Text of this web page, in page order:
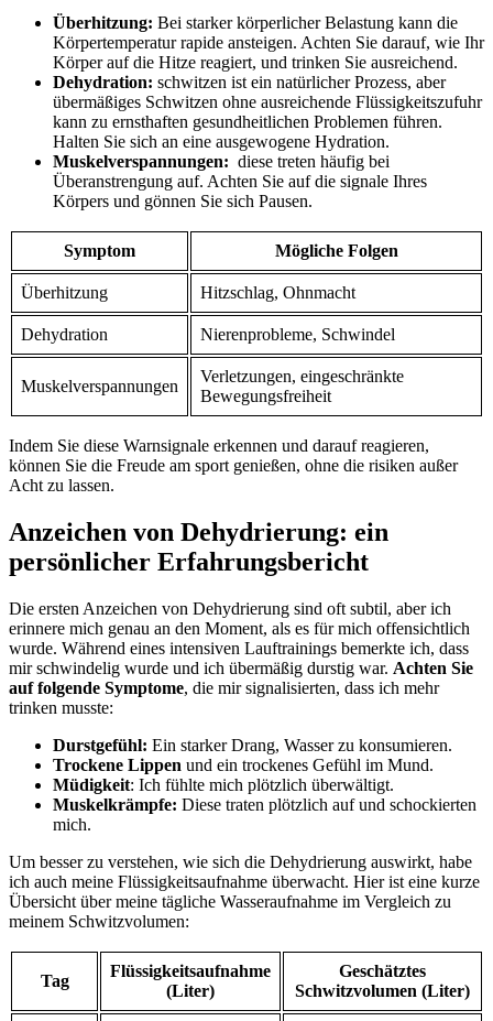
Überhitzung: Bei‌ starker⁤ körperlicher Belastung kann die
Körpertemperatur rapide ansteigen. ⁢Achten Sie darauf, wie ‍Ihr
Körper auf die‌ Hitze reagiert, und trinken Sie ausreichend.
Dehydration: schwitzen ist ein natürlicher Prozess, aber
übermäßiges Schwitzen ohne ausreichende Flüssigkeitszufuhr‍
kann zu ernsthaften gesundheitlichen Problemen führen.
Halten Sie sich an eine ausgewogene Hydration.
Muskelverspannungen: ‌ diese​ treten‍ häufig bei
Überanstrengung ⁣auf.​ Achten Sie auf die signale Ihres
Körpers und gönnen Sie sich Pausen.
Symptom Mögliche Folgen
Überhitzung Hitzschlag, Ohnmacht
Dehydration Nierenprobleme, ‍Schwindel
Muskelverspannungen
Verletzungen, ‍eingeschränkte‌
Bewegungsfreiheit
Indem Sie‍ diese Warnsignale erkennen und darauf reagieren,
können Sie⁢ die‍ Freude am sport genießen, ohne die risiken außer ​
Acht zu lassen.
Anzeichen‌ von Dehydrierung: ein
persönlicher ‌Erfahrungsbericht
Die ⁢ersten Anzeichen ​von Dehydrierung sind oft subtil, aber ich
erinnere mich genau an den Moment, als es für mich offensichtlich
wurde.⁢ Während eines intensiven Lauftrainings bemerkte ich, dass
‌mir schwindelig wurde und‍ ich übermäßig durstig war. Achten‍ Sie
auf folgende Symptome, die mir signalisierten,‍ dass ich mehr
trinken musste:
Durstgefühl: Ein starker‍ Drang, Wasser zu konsumieren.
Trockene​ Lippen und⁤ ein trockenes ⁤Gefühl im Mund.
Müdigkeit: Ich fühlte ⁢mich plötzlich überwältigt.
Muskelkrämpfe: ⁣Diese traten plötzlich auf und schockierten
mich.
Um ‌besser zu verstehen, ‌wie sich die Dehydrierung auswirkt, habe
ich‌ auch​ meine ⁤Flüssigkeitsaufnahme überwacht. ‍Hier​ ist ⁣eine kurze
Übersicht über meine ‌tägliche Wasseraufnahme⁣ im Vergleich zu
meinem Schwitzvolumen:
Tag
Flüssigkeitsaufnahme
​(Liter)
Geschätztes
Schwitzvolumen (Liter)